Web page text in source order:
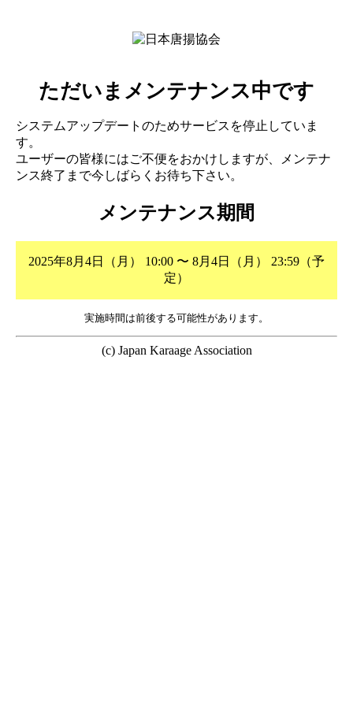
ただいまメンテナンス中です
システムアップデートのためサービスを停止していま
す。
ユーザーの皆様にはご不便をおかけしますが、メンテナ
ンス終了まで今しばらくお待ち下さい。
メンテナンス期間
2025年8月4日（月） 10:00 〜 8月4日（月） 23:59（予
定）
実施時間は前後する可能性があります。
(c) Japan Karaage Association